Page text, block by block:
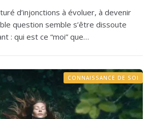
d’in­jonc­tions à évo­luer, à deve­nir
ques­tion semble s’être dis­soute
: qui est ce “moi” que…
CONNAISSANCE DE SOI